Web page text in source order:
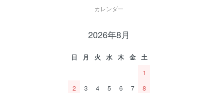
カレンダー
2026年8月
日 月 火 水 木 金
土
1
2
3 4 5 6 7
8